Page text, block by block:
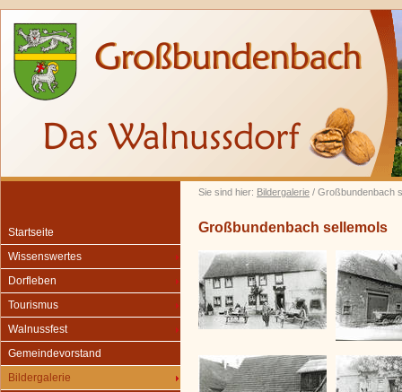
Sie sind hier: Bildergalerie / Großbundenbach
Startseite
Wissenswertes
Dorfleben
Tourismus
Walnussfest
Gemeindevorstand
Bildergalerie
Großbundenbach sellemols